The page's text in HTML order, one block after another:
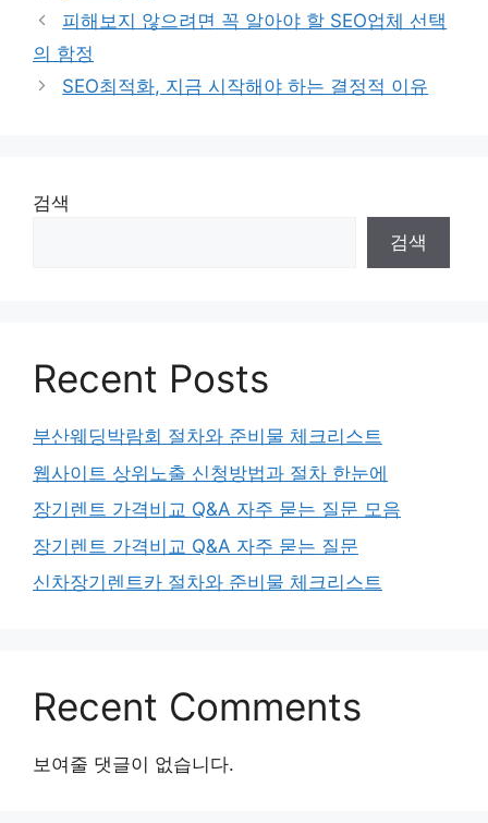
피해보지 않으려면 꼭 알아야 할 SEO업체 선택
의 함정
SEO최적화, 지금 시작해야 하는 결정적 이유
검색
검색
Recent Posts
부산웨딩박람회 절차와 준비물 체크리스트
웹사이트 상위노출 신청방법과 절차 한눈에
장기렌트 가격비교 Q&A 자주 묻는 질문 모음
장기렌트 가격비교 Q&A 자주 묻는 질문
신차장기렌트카 절차와 준비물 체크리스트
Recent Comments
보여줄 댓글이 없습니다.